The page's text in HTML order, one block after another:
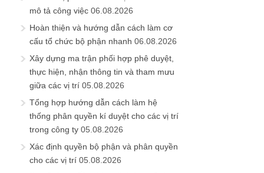
mô tả công việc 06.08.2026
Hoàn thiện và hướng dẫn cách làm cơ
cấu tổ chức bộ phận nhanh 06.08.2026
Xây dựng ma trận phối hợp phê duyệt,
thực hiện, nhận thông tin và tham mưu
giữa các vị trí 05.08.2026
Tổng hợp hướng dẫn cách làm hệ
thống phân quyền kí duyệt cho các vị trí
trong công ty 05.08.2026
Xác định quyền bộ phận và phân quyền
cho các vị trí 05.08.2026